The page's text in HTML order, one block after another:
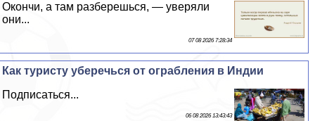
Окончи, а там разберешься, — уверяли
они...
07 08 2026 7:28:34
Как туристу уберечься от ограбления в Индии
Подписаться...
06 08 2026 13:43:43